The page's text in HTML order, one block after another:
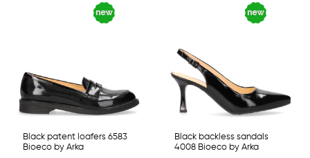
Black patent loafers 6583
Bioeco by Arka
Black backless sandals
4008 Bioeco by Arka